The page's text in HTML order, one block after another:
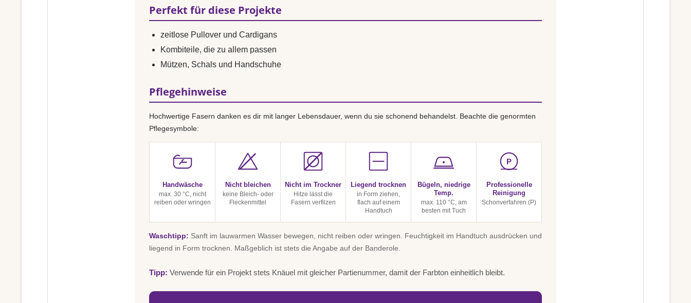
Perfekt für diese Projekte
zeitlose Pullover und Cardigans
Kombiteile, die zu allem passen
Mützen, Schals und Handschuhe
Pflegehinweise
Hochwertige Fasern danken es dir mit langer Lebensdauer, wenn du sie schonend behandelst. Beachte die genormten
Pflegesymbole:
Handwäsche
max. 30 °C, nicht
reiben oder wringen
Nicht bleichen
keine Bleich- oder
Fleckenmittel
Nicht im Trockner
Hitze lässt die
Fasern verfilzen
Liegend trocknen
in Form ziehen,
flach auf einem
Handtuch
Bügeln, niedrige
Temp.
max. 110 °C, am
besten mit Tuch
P
Professionelle
Reinigung
Schonverfahren (P)
Waschtipp: Sanft im lauwarmen Wasser bewegen, nicht reiben oder wringen. Feuchtigkeit im Handtuch ausdrücken und
liegend in Form trocknen. Maßgeblich ist stets die Angabe auf der Banderole.
Tipp: Verwende für ein Projekt stets Knäuel mit gleicher Partienummer, damit der Farbton einheitlich bleibt.